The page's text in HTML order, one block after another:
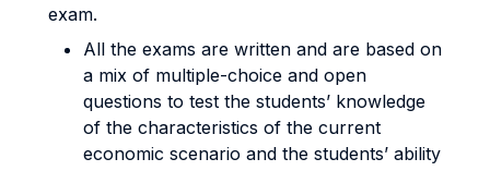
exam.
All the exams are written and are based on
a mix of multiple-choice and open
questions to test the students’ knowledge
of the characteristics of the current
economic scenario and the students’ ability